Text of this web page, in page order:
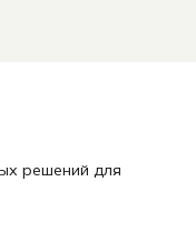
решений для